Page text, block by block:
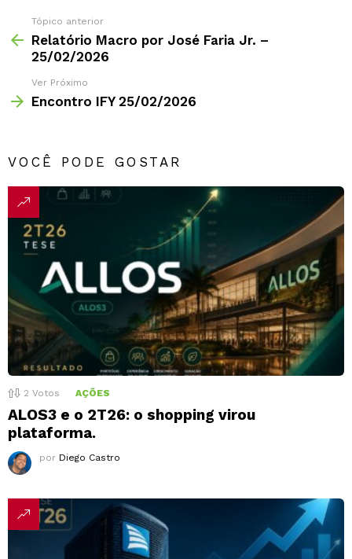
Tópico anterior
Relatório Macro por José Faria Jr. –
25/02/2026
Ver Próximo
Encontro IFY 25/02/2026
VOCÊ PODE GOSTAR
2 Votos AÇÕES
ALOS3 e o 2T26: o shopping virou
plataforma.
por Diego Castro